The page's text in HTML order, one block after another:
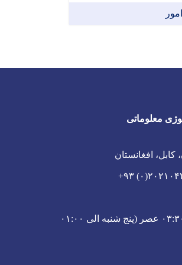
معلوماتی
افغانستان
۰۸:۳۰ صبح الی ۰۳:۳۰ عصر (پنج شنبه الی ۰۱:۰۰